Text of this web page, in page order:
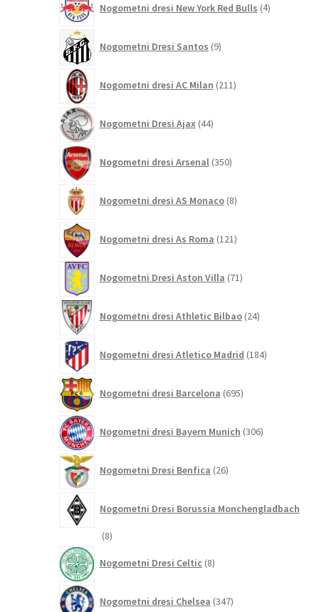
Nogometni dresi New York Red Bulls 4izdelki
Nogometni Dresi Santos 9izdelkov
Nogometni dresi AC Milan 211izdelkov
Nogometni Dresi Ajax 44izdelkov
Nogometni dresi Arsenal 350izdelkov
Nogometni dresi AS Monaco 8izdelkov
Nogometni dresi As Roma 121izdelkov
Nogometni Dresi Aston Villa 71izdelkov
Nogometni dresi Athletic Bilbao 24izdelkov
Nogometni dresi Atletico Madrid 184izdelkov
Nogometni dresi Barcelona 695izdelkov
Nogometni dresi Bayern Munich 306izdelkov
Nogometni Dresi Benfica 26izdelkov
Nogometni Dresi Borussia Monchengladbach
88
Nogometni Dresi Celtic 8izdelkov
Nogometni dresi Chelsea 347izdelkov